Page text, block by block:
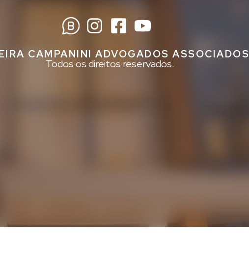
CAMPANINI ADVOGADOS ASSOCIADOS
Todos os direitos reservados.